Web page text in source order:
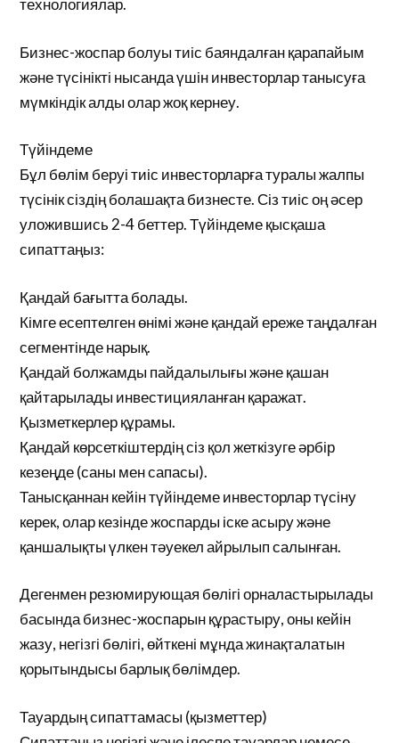
технологиялар.
Бизнес-жоспар болуы тиіс баяндалған қарапайым
және түсінікті нысанда үшін инвесторлар танысуға
мүмкіндік алды олар жоқ кернеу.
Түйіндеме
Бұл бөлім беруі тиіс инвесторларға туралы жалпы
түсінік сіздің болашақта бизнесте. Сіз тиіс оң әсер
уложившись 2-4 беттер. Түйіндеме қысқаша
сипаттаңыз:
Қандай бағытта болады.
Кімге есептелген өнімі және қандай ереже таңдалған
сегментінде нарық.
Қандай болжамды пайдалылығы және қашан
қайтарылады инвестицияланған қаражат.
Қызметкерлер құрамы.
Қандай көрсеткіштердің сіз қол жеткізуге әрбір
кезеңде (саны мен сапасы).
Танысқаннан кейін түйіндеме инвесторлар түсіну
керек, олар кезінде жоспарды іске асыру және
қаншалықты үлкен тәуекел айрылып салынған.
Дегенмен резюмирующая бөлігі орналастырылады
басында бизнес-жоспарын құрастыру, оны кейін
жазу, негізгі бөлігі, өйткені мұнда жинақталатын
қорытындысы барлық бөлімдер.
Тауардың сипаттамасы (қызметтер)